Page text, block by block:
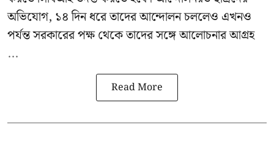
অভিযোগ, ১৪ দিন ধরে তাদের আন্দোলন চললেও এখনও
পর্যন্ত সরকারের পক্ষ থেকে তাদের সঙ্গে আলোচনার আগ্রহ
...
Read More